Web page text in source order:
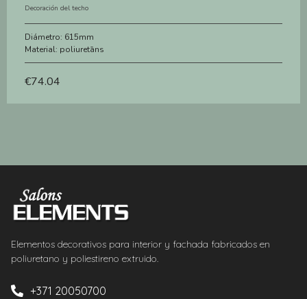
Decoración del techo
Diámetro: 615mm
Material: poliuretāns
€74.04
Elementos decorativos para interior y fachada fabricados en
poliuretano y poliestireno extruido.
+371 20050700